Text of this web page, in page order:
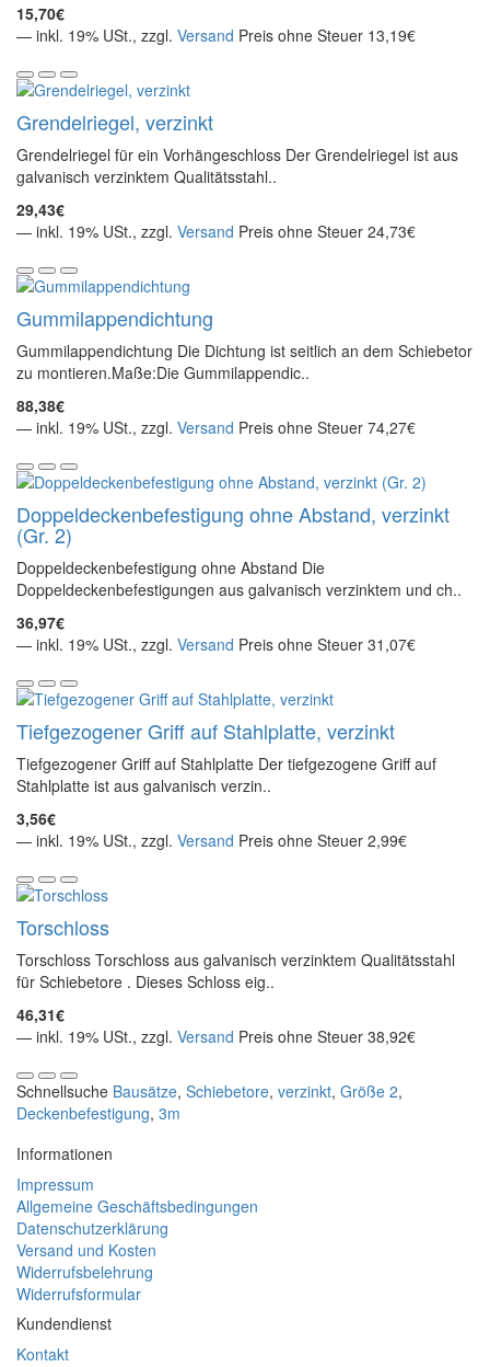
15,70€
— inkl. 19% USt., zzgl. Versand Preis ohne Steuer 13,19€
Grendelriegel, verzinkt
Grendelriegel für ein Vorhängeschloss Der Grendelriegel ist aus
galvanisch verzinktem Qualitätsstahl..
29,43€
— inkl. 19% USt., zzgl. Versand Preis ohne Steuer 24,73€
Gummilappendichtung
Gummilappendichtung Die Dichtung ist seitlich an dem Schiebetor
zu montieren.Maße:Die Gummilappendic..
88,38€
— inkl. 19% USt., zzgl. Versand Preis ohne Steuer 74,27€
Doppeldeckenbefestigung ohne Abstand, verzinkt
(Gr. 2)
Doppeldeckenbefestigung ohne Abstand Die
Doppeldeckenbefestigungen aus galvanisch verzinktem und ch..
36,97€
— inkl. 19% USt., zzgl. Versand Preis ohne Steuer 31,07€
Tiefgezogener Griff auf Stahlplatte, verzinkt
Tiefgezogener Griff auf Stahlplatte Der tiefgezogene Griff auf
Stahlplatte ist aus galvanisch verzin..
3,56€
— inkl. 19% USt., zzgl. Versand Preis ohne Steuer 2,99€
Torschloss
Torschloss Torschloss aus galvanisch verzinktem Qualitätsstahl
für Schiebetore . Dieses Schloss eig..
46,31€
— inkl. 19% USt., zzgl. Versand Preis ohne Steuer 38,92€
Schnellsuche Bausätze, Schiebetore, verzinkt, Größe 2,
Deckenbefestigung, 3m
Informationen
Impressum
Allgemeine Geschäftsbedingungen
Datenschutzerklärung
Versand und Kosten
Widerrufsbelehrung
Widerrufsformular
Kundendienst
Kontakt